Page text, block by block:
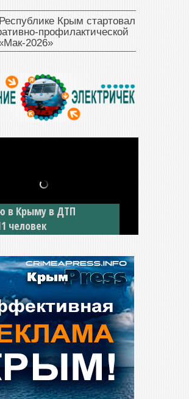
Крым стартовал
в Крыму в ДТП
человек